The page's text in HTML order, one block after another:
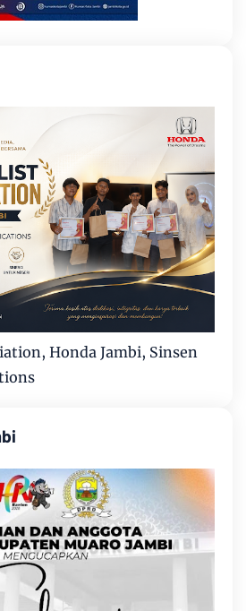
Honda Jambi, Sinsen